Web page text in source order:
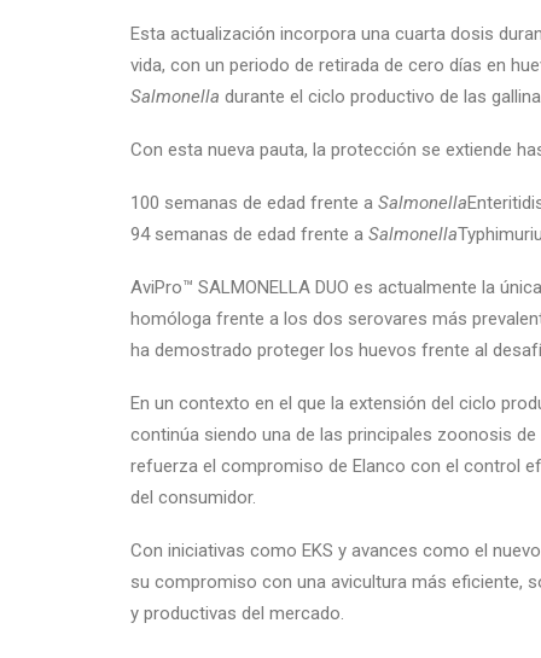
Esta actualización incorpora una cuarta dosis
vida, con un periodo de retirada de cero días en
Salmonella durante el ciclo productivo de las
Con esta nueva pauta, la protección se extiende
100 semanas de edad frente a Salmonella
94 semanas de edad frente a Salmonella
AviPro™ SALMONELLA DUO es actualmente la
homóloga frente a los dos serovares más
ha demostrado proteger los huevos frente al
En un contexto en el que la extensión del ciclo
continúa siendo una de las principales zoonosis
refuerza el compromiso de Elanco con el control
del consumidor.
Con iniciativas como EKS y avances como el
su compromiso con una avicultura más eficiente,
y productivas del mercado.